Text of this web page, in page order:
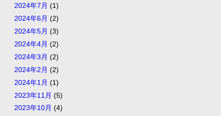
2024年7月 (1)
2024年6月 (2)
2024年5月 (3)
2024年4月 (2)
2024年3月 (2)
2024年2月 (2)
2024年1月 (1)
2023年11月 (5)
2023年10月 (4)